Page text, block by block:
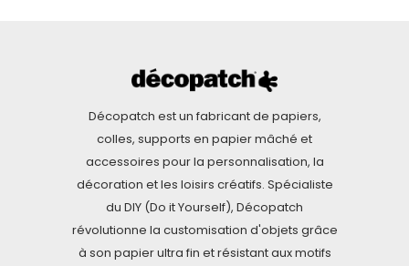
Décopatch est un fabricant de papiers,
colles, supports en papier mâché et
accessoires pour la personnalisation, la
décoration et les loisirs créatifs. Spécialiste
du DIY (Do it Yourself), Décopatch
révolutionne la customisation d'objets grâce
à son papier ultra fin et résistant aux motifs